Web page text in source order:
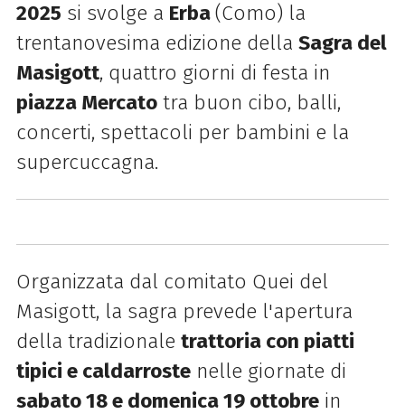
2025 si svolge a Erba(Como) la
trentanovesima edizione della Sagra del
Masigott, quattro giorni di festa in
piazza Mercatotra buon cibo, balli,
concerti, spettacoli per bambini e la
supercuccagna.
Organizzata dal comitato Quei del
Masigott, la sagra prevede l'apertura
della tradizionale trattoria con piatti
tipici e caldarrostenelle giornate di
sabato 18 e domenica 19 ottobrein